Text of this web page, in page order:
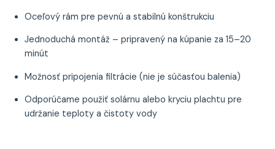
Oceľový rám pre pevnú a stabilnú konštrukciu
Jednoduchá montáž – pripravený na kúpanie za 15–20
minút
Možnosť pripojenia filtrácie (nie je súčasťou balenia)
Odporúčame použiť solárnu alebo kryciu plachtu pre
udržanie teploty a čistoty vody